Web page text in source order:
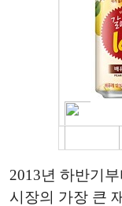
2013년 하반기
시장의 가장 큰